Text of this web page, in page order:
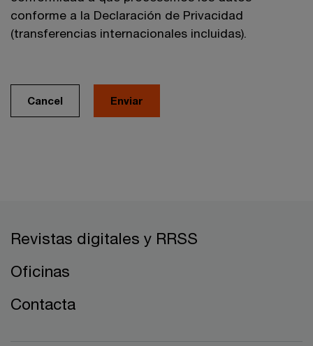
conforme a la Declaración de Privacidad
(transferencias internacionales incluidas).
Cancel
Revistas digitales y RRSS
Oficinas
Contacta